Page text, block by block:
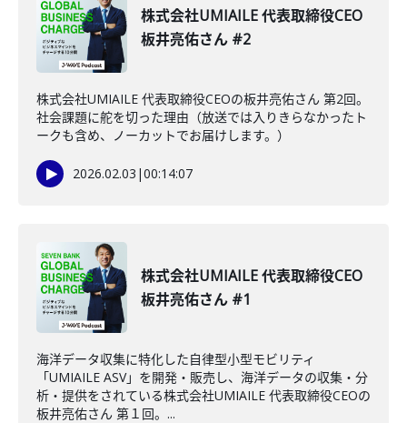
株式会社UMIAILE 代表取締役CEO
板井亮佑さん #2
株式会社UMIAILE 代表取締役CEOの板井亮佑さん 第2回。
社会課題に舵を切った理由（放送では入りきらなかったト
ークも含め、ノーカットでお届けします。）
2026.02.03 |00:14:07
株式会社UMIAILE 代表取締役CEO
板井亮佑さん #1
海洋データ収集に特化した自律型小型モビリティ
「UMIAILE ASV」を開発・販売し、海洋データの収集・分
析・提供をされている株式会社UMIAILE 代表取締役CEOの
板井亮佑さん 第１回。...